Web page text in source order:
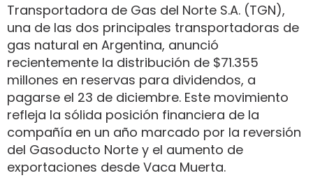
Transportadora de Gas del Norte S.A. (TGN),
una de las dos principales transportadoras de
gas natural en Argentina, anunció
recientemente la distribución de $71.355
millones en reservas para dividendos, a
pagarse el 23 de diciembre. Este movimiento
refleja la sólida posición financiera de la
compañía en un año marcado por la reversión
del Gasoducto Norte y el aumento de
exportaciones desde Vaca Muerta.